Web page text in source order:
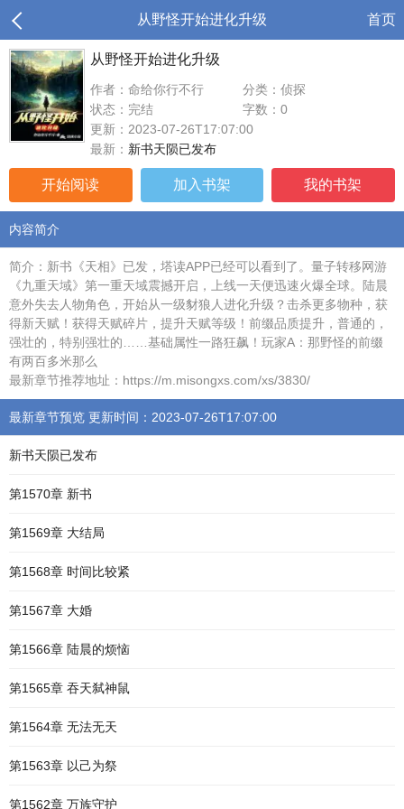
从野怪开始进化升级 首页
从野怪开始进化升级
作者：命给你行不行
分类：侦探
状态：完结
字数：0
更新：2023-07-26T17:07:00
最新： 新书天陨已发布
开始阅读 加入书架 我的书架
内容简介
简介：新书《天相》已发，塔读APP已经可以看到了。量子转移网游
《九重天域》第一重天域震撼开启，上线一天便迅速火爆全球。陆晨
意外失去人物角色，开始从一级豺狼人进化升级？击杀更多物种，获
得新天赋！获得天赋碎片，提升天赋等级！前缀品质提升，普通的，
强壮的，特别强壮的……基础属性一路狂飙！玩家A：那野怪的前缀
有两百多米那么
最新章节推荐地址：https://m.misongxs.com/xs/3830/
最新章节预览 更新时间：2023-07-26T17:07:00
新书天陨已发布
第1570章 新书
第1569章 大结局
第1568章 时间比较紧
第1567章 大婚
第1566章 陆晨的烦恼
第1565章 吞天弑神鼠
第1564章 无法无天
第1563章 以己为祭
第1562章 万族守护